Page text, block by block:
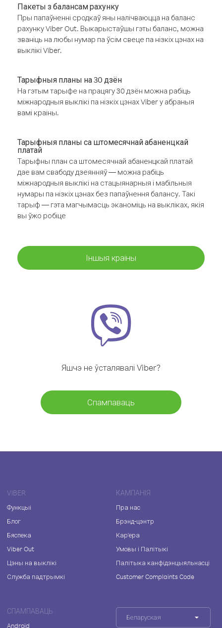
Пакеты з балансам рахунку
Пры папаўненні сродкаў яны налічваюцца на баланс
рахунку Viber Out. Выкарыстаўшы гэты баланс, можна
званіць на любы нумар па ўсім свеце па нізкіх цэнах на
выклікі Viber.
Тарыфныя планы на 30 дзён
На гэтым тарыфе на працягу 30 дзён можна рабіць
міжнародныя выклікі па нізкіх цэнах Viber у абраныя
вамі краіны.
Тарыфныя планы са штомесячнай абаненцкай
платай
Тарыфны план са штомесячнай абаненцкай платай
дае вам свабоду дзеянняў — можна рабіць
міжнародныя выклікі на стацыянарныя і мабільныя
нумары па нізкіх цэнах без папаўнення балансу. Такі
тарыф — гэта магчымасць эканоміць на выкліках, якія
вы ўжо робіце
Іншыя краіны
Яшчэ не ўсталявалі Viber?
Спампаваць
VIBER
Функцыі
Блог
Бяспека
Viber Out
Цэны на выклікі
Служба падтрымкі
КАМПАНІЯ
Пра нас
Брэнд-цэнтр
Кар'ера
Умовы і Палітыкі
Палітыка канфідэнцыяльнасці
Customer Complaints Code
СПАМПАВАЦЬ
Android
Беларуская